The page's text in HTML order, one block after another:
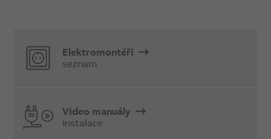
Elektromontéři
seznam
Video manuály
instalace